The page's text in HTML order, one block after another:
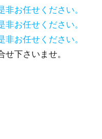
お任せください。
お任せください。
お任せください。
下さいませ。